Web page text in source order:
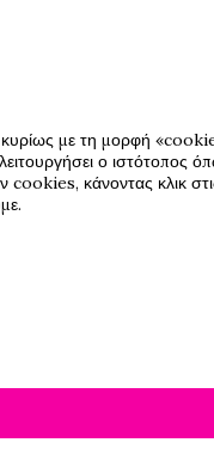
με τη μορφή
ο ιστότοπος
κάνοντας κλικ